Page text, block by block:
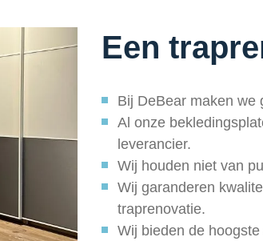
Een
Bij DeBear maken we
Al onze
leverancier.
Wij houden niet van
Wij garanderen
traprenovatie.
Wij bieden de